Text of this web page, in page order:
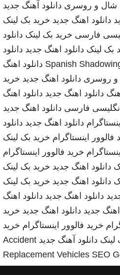
شال و روسری دانلود آهنگ جدید
دانلود اهنگ جدید خرید بک لینک
فارسی خرید بک لینک دانلود
بک لینک دانلود اهنگ جدید دانلود
Spanish دانلود اهنگ
و روسری دانلود اهنگ جدید خرید
دانلود اهنگ جدید دانلود اهنگ
فارسی دانلود اهنگ جدید
دانلود اهنگ جدید دانلود
فالوور اینستاگرام خرید بک لینک
خرید فالوور اینستاگرام
دانلود اهنگ جدید خرید بک لینک
دانلود اهنگ جدید خرید بک لینک
دانلود اهنگ جدید دانلود اهنگ
اهنگ جدید دانلود اهنگ جدید خرید
خرید فالوور اینستاگرام خرید
لینک دانلود آهنگ جدید Accident
Replacement Vehicles SEO